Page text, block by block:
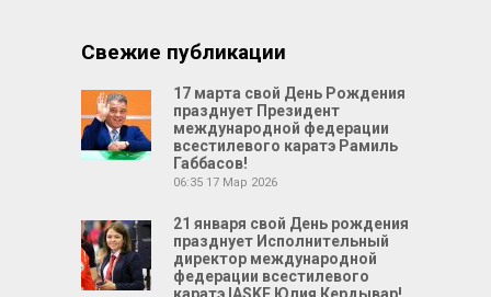
Свежие публикации
17 марта свой День Рождения
празднует Президент
международной федерации
всестилевого каратэ Рамиль
Габбасов!
06:35 17 Мар 2026
21 января свой День рождения
празднует Исполнительный
директор международной
федерации всестилевого